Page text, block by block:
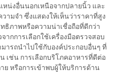
น่งอื่นนอกเหนือจากปลายนิ้ว และ
ามจำ ซึ่งแสดงให้เห็นว่าราคาที่สูง
ธิภาพหรือความน่าเชื่อถือที่ดีกว่า
ากการเลือกใช้เครื่องมือตรวจสอบ
ารถนำไปใช้กับองค์ประกอบอื่นๆ ที่
เช่น การเลือกบริโภคอาหารที่ดีต่อ
ย หรือการเข้าพบผู้ให้บริการด้าน